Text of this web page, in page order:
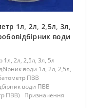
1л, 2л, 2,5л, 3л,
води
батометр ПВВ
1л, 2л, 2,5л, 3л, 5л
води 1л, 2л, 2,5л,
ПВВ
води ПВВ
ПВВ) Призначення